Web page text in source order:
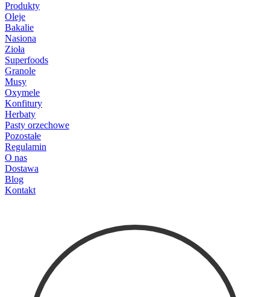
Produkty
Oleje
Bakalie
Nasiona
Zioła
Superfoods
Granole
Musy
Oxymele
Konfitury
Herbaty
Pasty orzechowe
Pozostałe
Regulamin
O nas
Dostawa
Blog
Kontakt